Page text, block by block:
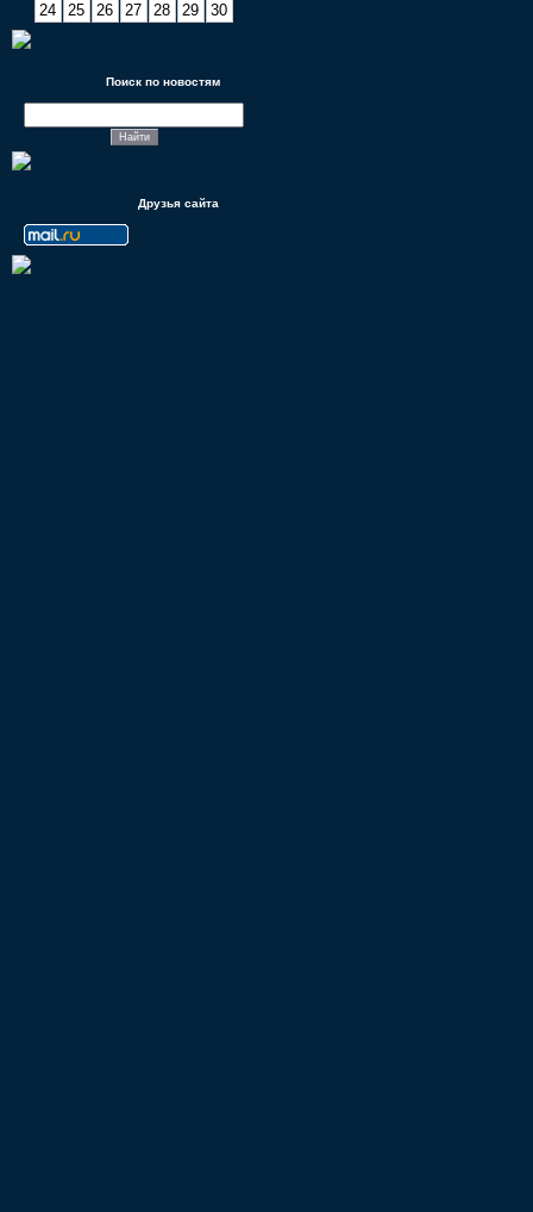
24
25 26 27 28 29 30
Поиск по новостям
Друзья сайта